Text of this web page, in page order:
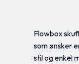
Flowbox
som ønsker
stil og enkel